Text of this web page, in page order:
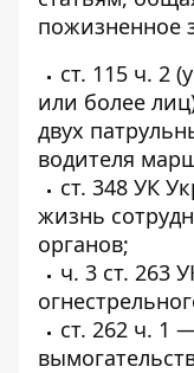
пожизненное
ст. 115 ч. 2
или более
двух
водителя
ст. 348 УК
жизнь
органов;
ч. 3 ст. 263
ст. 262 ч. 1